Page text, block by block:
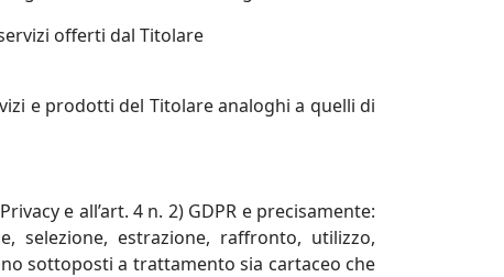
offerti dal Titolare
e prodotti del Titolare analoghi a quelli di
e all’art. 4 n. 2) GDPR e precisamente:
selezione, estrazione, raffronto, utilizzo,
sottoposti a trattamento sia cartaceo che